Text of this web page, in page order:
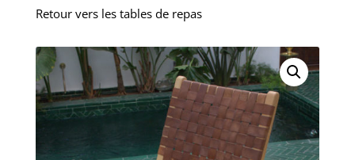
Retour vers les tables de repas